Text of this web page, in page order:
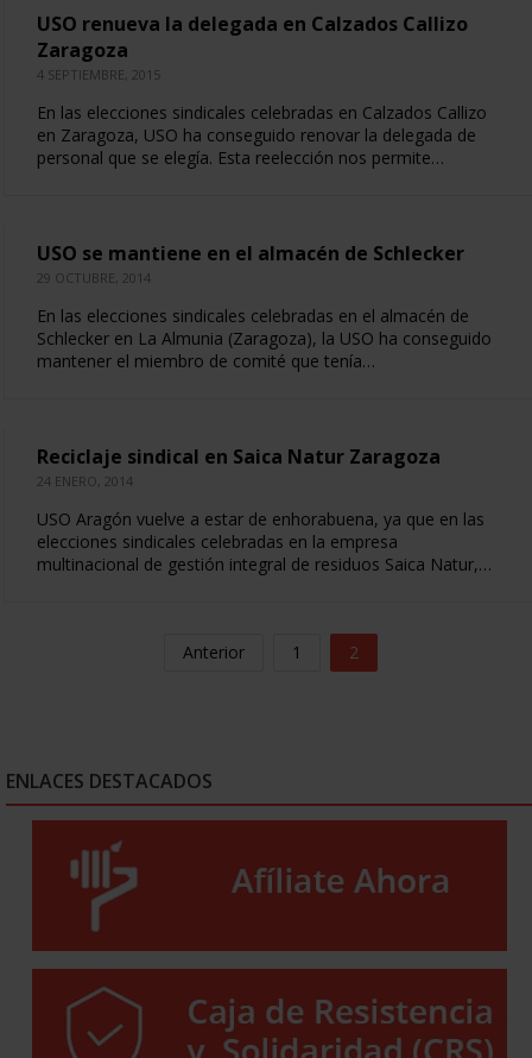
USO renueva la delegada en Calzados Callizo
Zaragoza
4 SEPTIEMBRE, 2015
En las elecciones sindicales celebradas en Calzados Callizo
en Zaragoza, USO ha conseguido renovar la delegada de
personal que se elegía. Esta reelección nos permite…
USO se mantiene en el almacén de Schlecker
29 OCTUBRE, 2014
En las elecciones sindicales celebradas en el almacén de
Schlecker en La Almunia (Zaragoza), la USO ha conseguido
mantener el miembro de comité que tenía…
Reciclaje sindical en Saica Natur Zaragoza
24 ENERO, 2014
USO Aragón vuelve a estar de enhorabuena, ya que en las
elecciones sindicales celebradas en la empresa
multinacional de gestión integral de residuos Saica Natur,…
Anterior 1 2
ENLACES DESTACADOS